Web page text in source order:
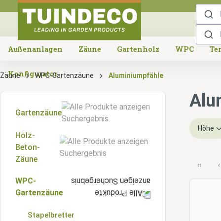
Zur Hauptnavigation springen
Außenanlagen Zäune Gartenholz WPC
Konfigurator
Zäune WPC-Gartenzäune Aluminiumpfähle
Gartenzäune
Kiefernholz-Zäune
Fichtenholz-Zäune
Red Class Holz-Zäune
Holz-
Beton-
Zäune
Gartenzäune
WPC-
Gartenzäune
Stapelbretter
Höhe
‹‹ ‹